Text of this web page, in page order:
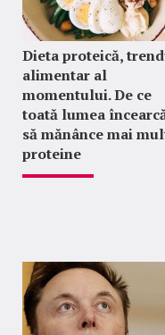
Dieta proteică,
alimentar al
momentului. De ce
toată lumea
să mănânce mai
proteine